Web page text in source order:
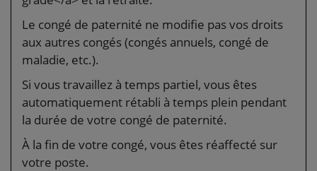
Le congé de paternité ne modifie pas vos droits
aux autres congés (congés annuels, congé de
maladie, etc.).
Si vous travaillez à temps partiel, vous êtes
automatiquement rétabli à temps plein pendant
la durée de votre congé de paternité.
À la fin de votre congé, vous êtes réaffecté sur
votre poste.